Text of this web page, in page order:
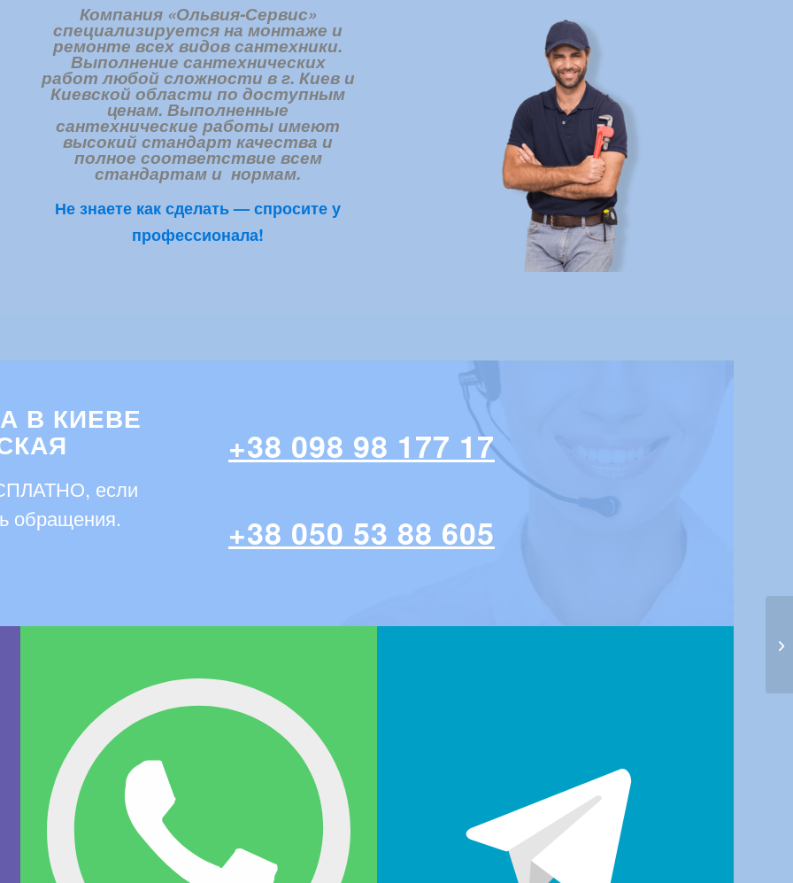
Компания «Ольвия-Сервис»
специализируется на монтаже и
ремонте всех видов сантехники.
Выполнение сантехнических
работ любой сложности в г. Киев и
Киевской области по доступным
ценам. Выполненные
сантехнические работы имеют
высокий стандарт качества и
полное соответствие всем
стандартам и нормам.
Не знаете как сделать — спросите у
профессионала!
В КИЕВЕ
если
обращения.
+38 098 98 177 17
+38 050 53 88 605